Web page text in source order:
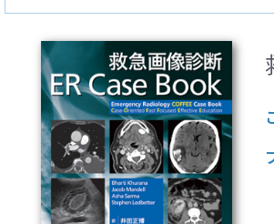
新刊(直近6ヶ月)(23)
マニュアル(39)
臨床医学:一般(359)
基礎医学関連科学(80)
歯科学(3)